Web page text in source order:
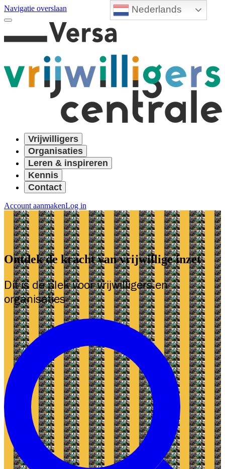
Nederlands
Navigatie overslaan
Vrijwilligers
Organisaties
Leren & inspireren
Kennis
Contact
Account aanmakenLog in
Ontdek de kracht van vrijwillige inzet
Dit is de plek voor vrijwilligers en
organisaties